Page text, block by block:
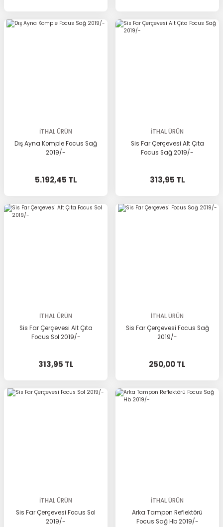
İTHAL ÜRÜN
Dış Ayna Komple Focus Sağ
2019/-
5.192,45 TL
İTHAL ÜRÜN
Sis Far Çerçevesi Alt Çıta
Focus Sağ 2019/-
313,95 TL
İTHAL ÜRÜN
Sis Far Çerçevesi Alt Çıta
Focus Sol 2019/-
313,95 TL
İTHAL ÜRÜN
Sis Far Çerçevesi Focus Sağ
2019/-
250,00 TL
İTHAL ÜRÜN
Sis Far Çerçevesi Focus Sol
2019/-
İTHAL ÜRÜN
Arka Tampon Reflektörü
Focus Sağ Hb 2019/-